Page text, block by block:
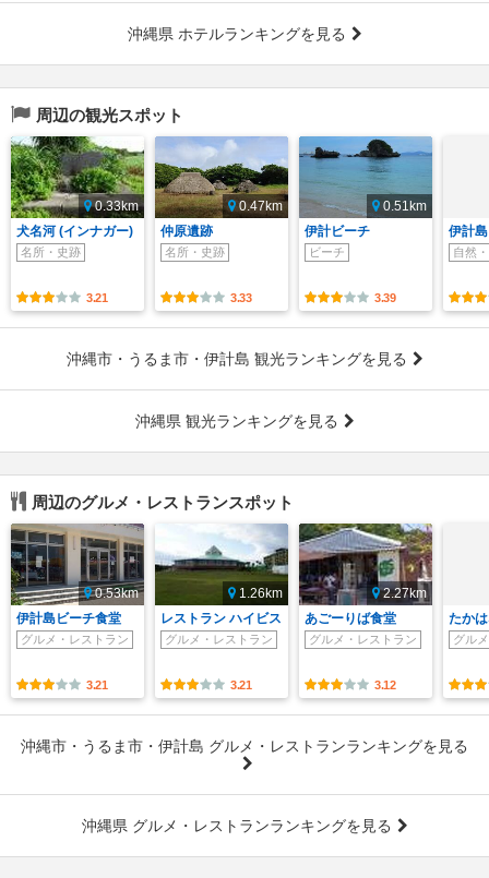
沖縄県 ホテルランキングを見る
周辺の観光スポット
0.33km
犬名河 (インナガー)
名所・史跡
3.21
0.47km
仲原遺跡
名所・史跡
3.33
0.51km
伊計ビーチ
ビーチ
3.39
伊計島
自然
沖縄市・うるま市・伊計島 観光ランキングを見る
沖縄県 観光ランキングを見る
周辺のグルメ・レストランスポット
0.53km
伊計島ビーチ食堂
グルメ・レストラン
3.21
1.26km
レストラン ハイビス
グルメ・レストラン
3.21
2.27km
あごーりば食堂
グルメ・レストラン
3.12
たか
グル
沖縄市・うるま市・伊計島 グルメ・レストランランキングを見る
沖縄県 グルメ・レストランランキングを見る